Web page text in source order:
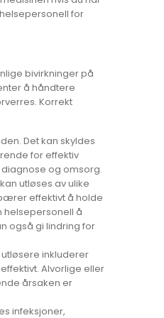
for
bivirkninger på
å håndtere
Korrekt
Det kan skyldes
for effektiv
og omsorg.
utløses av ulike
effektivt å holde
helsepersonell å
også gi lindring for
inkluderer
Alvorlige eller
årsaken er
infeksjoner,